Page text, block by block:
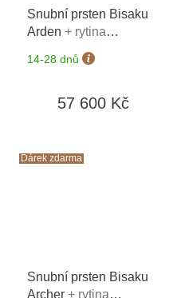
Snubní prsten Bisaku
Arden + rytina
vlastního textu na oba
prsteny*
14-28 dnů
57 600 Kč
Dárek zdarma
Snubní prsten Bisaku
Archer + rytina